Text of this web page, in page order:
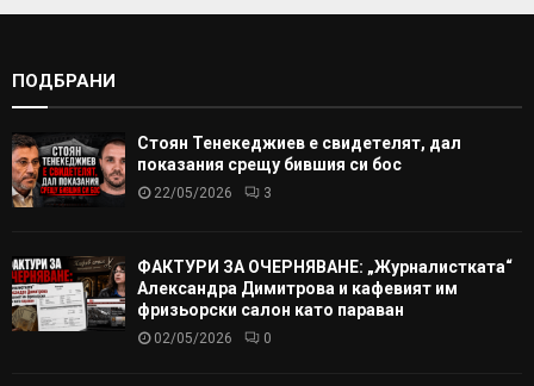
ПОДБРАНИ
Стоян Тенекеджиев е свидетелят, дал
показания срещу бившия си бос
22/05/2026 3
ФАКТУРИ ЗА ОЧЕРНЯВАНЕ: „Журналистката“
Александра Димитрова и кафевият им
фризьорски салон като параван
02/05/2026 0